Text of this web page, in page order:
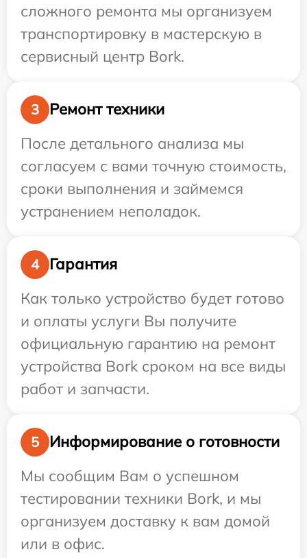
сложного ремонта мы организуем
транспортировку в мастерскую в
сервисный центр Bork.
3
Ремонт техники
После детального анализа мы
согласуем с вами точную стоимость,
сроки выполнения и займемся
устранением неполадок.
4
Гарантия
Как только устройство будет готово
и оплаты услуги Вы получите
официальную гарантию на ремонт
устройства Bork сроком на все виды
работ и запчасти.
5
Информирование о готовности
Мы сообщим Вам о успешном
тестировании техники Bork, и мы
организуем доставку к вам домой
или в офис.